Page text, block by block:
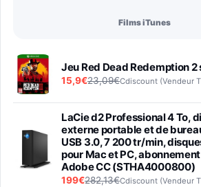
Films iTunes
Jeu Red Dead Redemption 2
15,9€23,09€Cdiscount (Vendeur
LaCie d2 Professional 4 To,
externe portable et de
USB 3.0, 7 200 tr/min,
pour Mac et PC, abonnement
Adobe CC (STHA4000800)
199€282,13€Cdiscount (Vendeur